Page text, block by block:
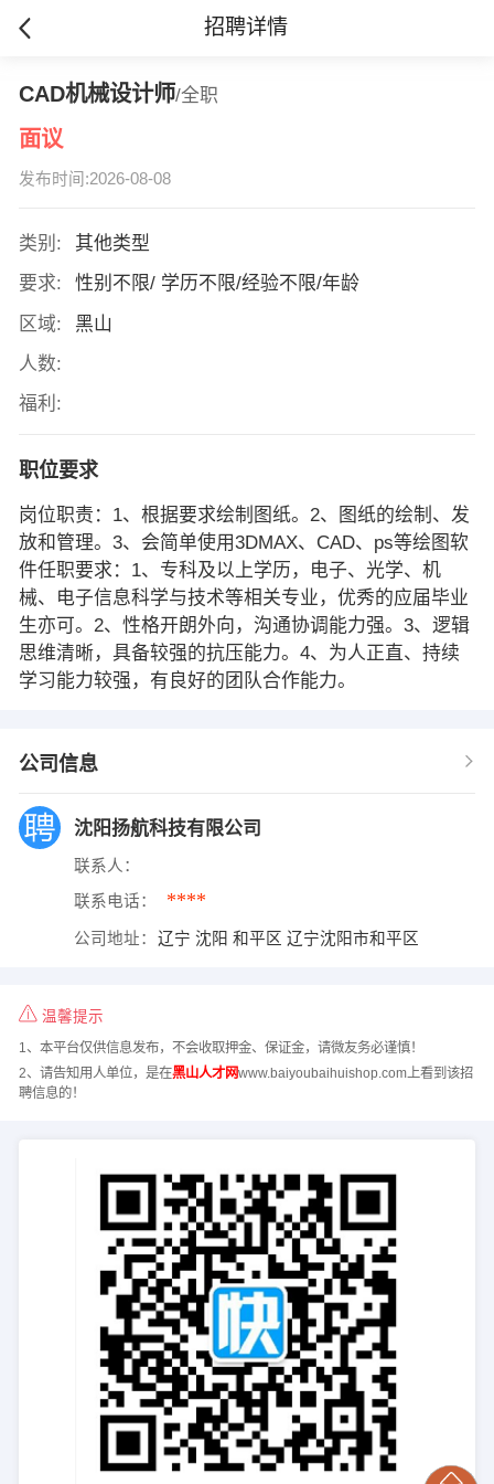
招聘详情
CAD机械设计师/全职
面议
发布时间:2026-08-08
类别:
其他类型
要求:
性别不限/ 学历不限/经验不限/年龄
区域:
黑山
人数:
福利:
职位要求
岗位职责：1、根据要求绘制图纸。2、图纸的绘制、发
放和管理。3、会简单使用3DMAX、CAD、ps等绘图软
件任职要求：1、专科及以上学历，电子、光学、机
械、电子信息科学与技术等相关专业，优秀的应届毕业
生亦可。2、性格开朗外向，沟通协调能力强。3、逻辑
思维清晰，具备较强的抗压能力。4、为人正直、持续
学习能力较强，有良好的团队合作能力。
公司信息
沈阳扬航科技有限公司
联系人：
联系电话： ****
公司地址： 辽宁 沈阳 和平区 辽宁沈阳市和平区
温馨提示
1、本平台仅供信息发布，不会收取押金、保证金，请微友务必谨慎！
2、请告知用人单位，是在黑山人才网www.baiyoubaihuishop.com上看到该招
聘信息的！